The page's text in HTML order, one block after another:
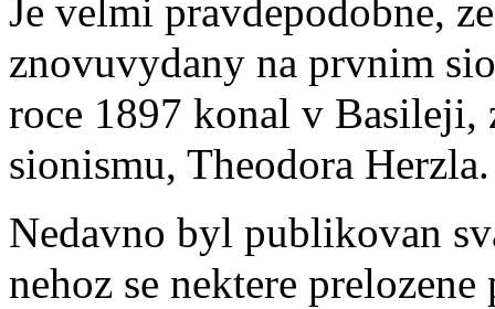
Je velmi pravdepodobne,
znovuvydany na prvnim
roce 1897 konal v Basileji,
sionismu, Theodora Herzla.
Nedavno byl publikovan
nehoz se nektere